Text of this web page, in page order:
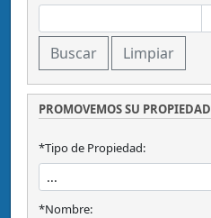
PROMOVEMOS SU PROPIEDAD
*Tipo de Propiedad:
*Nombre: